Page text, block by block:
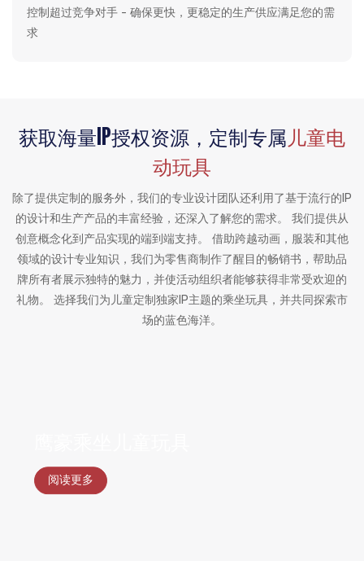
控制超过竞争对手 - 确保更快，更稳定的生产供应满足您的需
求
获取海量IP授权资源，定制专属儿童电
动玩具
除了提供定制的服务外，我们的专业设计团队还利用了基于流行的IP
的设计和生产产品的丰富经验，还深入了解您的需求。 我们提供从
创意概念化到产品实现的端到端支持。 借助跨越动画，服装和其他
领域的设计专业知识，我们为零售商制作了醒目的畅销书，帮助品
牌所有者展示独特的魅力，并使活动组织者能够获得非常受欢迎的
礼物。 选择我们为儿童定制独家IP主题的乘坐玩具，并共同探索市
场的蓝色海洋。
阅读更多